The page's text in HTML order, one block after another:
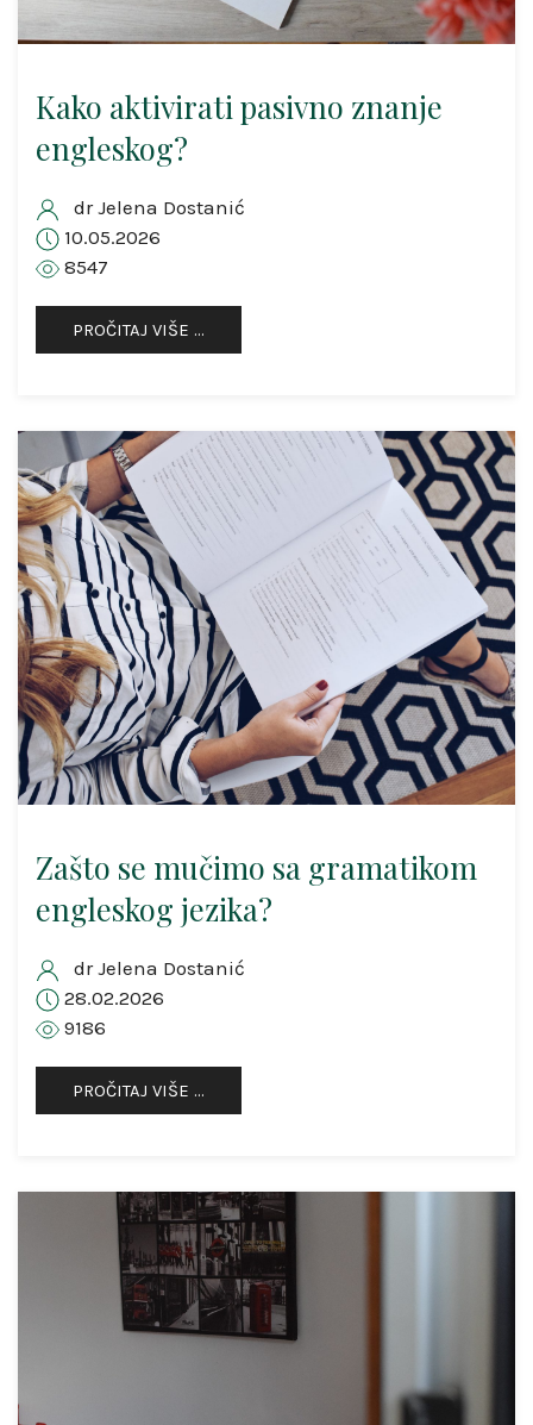
Kako aktivirati pasivno znanje
engleskog?
dr Jelena Dostanić
10.05.2026
8547
PROČITAJ VIŠE …
Zašto se mučimo sa gramatikom
engleskog jezika?
dr Jelena Dostanić
28.02.2026
9186
PROČITAJ VIŠE …